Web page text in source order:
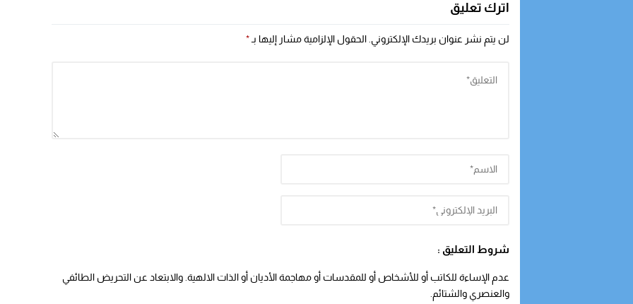
اترك تعليق
لن يتم نشر عنوان بريدك الإلكتروني. الحقول الإلزامية مشار إليها بـ *
شروط التعليق :
عدم الإساءة للكاتب أو للأشخاص أو للمقدسات أو مهاجمة الأديان أو الذات الالهية. والابتعاد عن التحريض الطائفي
والعنصري والشتائم.